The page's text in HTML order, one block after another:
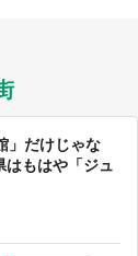
」だけじゃな
もはや「ジュ